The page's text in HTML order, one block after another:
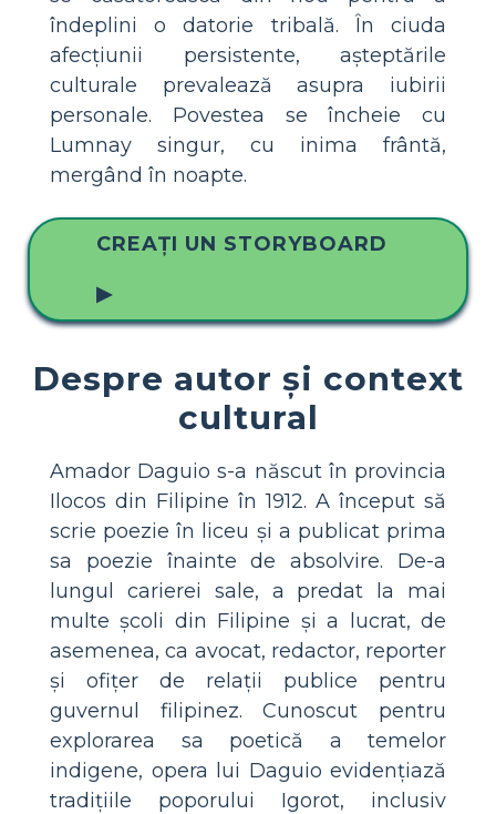
îndeplini o datorie tribală. În ciuda
afecțiunii persistente, așteptările
culturale prevalează asupra iubirii
personale. Povestea se încheie cu
Lumnay singur, cu inima frântă,
mergând în noapte.
CREAȚI UN STORYBOARD
▶
Despre autor și context
cultural
Amador Daguio s-a născut în provincia
Ilocos din Filipine în 1912. A început să
scrie poezie în liceu și a publicat prima
sa poezie înainte de absolvire. De-a
lungul carierei sale, a predat la mai
multe școli din Filipine și a lucrat, de
asemenea, ca avocat, redactor, reporter
și ofițer de relații publice pentru
guvernul filipinez. Cunoscut pentru
explorarea sa poetică a temelor
indigene, opera lui Daguio evidențiază
tradițiile poporului Igorot, inclusiv